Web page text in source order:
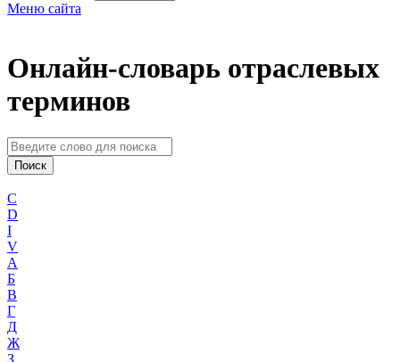
Меню сайта
Онлайн-словарь отраслевых
терминов
C
D
I
V
А
Б
В
Г
Д
Ж
З